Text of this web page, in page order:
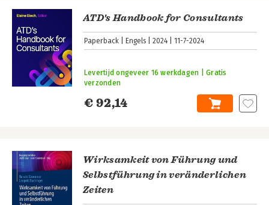
ATD's Handbook for Consultants
Paperback Engels 2024 11-7-2024
€ 92,14
Levertijd ongeveer 16 werkdagen | Gratis
verzonden
Wirksamkeit von Führung und
Selbstführung in veränderlichen
Zeiten